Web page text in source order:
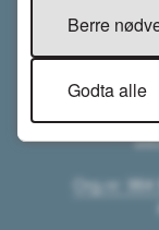
Org.nr:
Berre
Godta alle